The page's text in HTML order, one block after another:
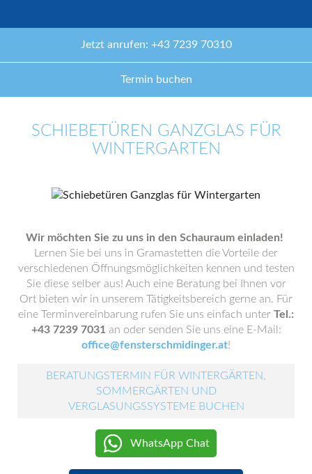
Jetzt anrufen: +43 7239 70310
Termin buchen
SCHIEBETÜREN GANZGLAS FÜR
WINTERGARTEN
Wir möchten Sie zu uns in den Schauraum einladen!
Lernen Sie bei uns in Gramastetten die Vorteile der
verschiedenen Öffnungsmöglichkeiten kennen und testen
Sie diese selber aus! Auch eine Beratung bei Ihnen vor
Ort bieten wir in unserem Tätigkeitsbereich gerne an. Für
eine Terminvereinbarung rufen Sie uns einfach unter Tel.:
+43 7239 7031 an oder senden Sie uns eine E-Mail:
office@fensterschmidinger.at!
BERATUNGSTERMIN FÜR WINTERGÄRTEN,
SOMMERGÄRTEN UND
VERGLASUNGSSYSTEME BUCHEN
WhatsApp Chat